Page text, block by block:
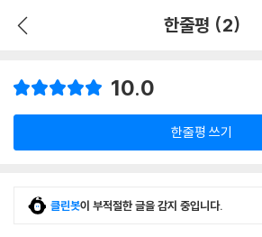
한줄평 (2)
10.0
한줄평 쓰기
클린봇이 부적절한 글을 감지 중입니다.